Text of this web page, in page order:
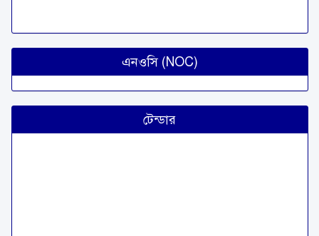
এনওসি (NOC)
টেন্ডার